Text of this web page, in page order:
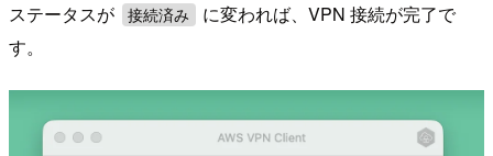
ステータスが 接続済み
に変われば、VPN 接続が完了で
す。